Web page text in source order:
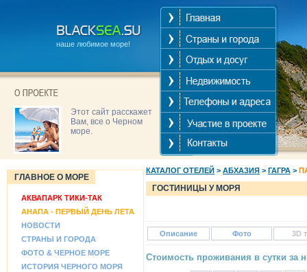
наше любимое море!
Этот сайт расскажет
Вам, все о Черном
море.
ГЛАВНОЕ О МОРЕ
АКВАПАРК ТИКИ-ТАК
АНАПА - ПЕРВЫЙ ДЕНЬ ЛЕТА
НОВОСТИ
СТРАНЫ И ГОРОДА
ФОТО & ЧЕРНОЕ МОРЕ
ИСТОРИЯ ЧЕРНОГО МОРЯ
КАТАЛОГ ОТЕЛЕЙ > АБХАЗИЯ > ГАГРА >
ГОСТИНИЦЫ У МОРЯ
Описание Фото 3D
Стоимость проживания в сутки за